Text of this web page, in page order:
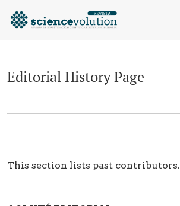
Editorial History Page
This section lists past contributors.